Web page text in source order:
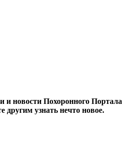
и новости Похоронного Портала
другим узнать нечто новое.